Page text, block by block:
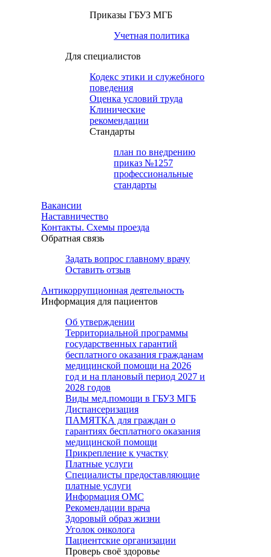
Приказы ГБУЗ МГБ
Учетная политика
Для специалистов
Кодекс этики и служебного
поведения
Оценка условий труда
Клинические
рекомендации
Cтандарты
план по внедрению
приказ №1257
профессиональные
стандарты
Вакансии
Наставничество
Контакты. Схемы проезда
Обратная связь
Задать вопрос главному врачу
Оставить отзыв
Антикоррупционная деятельность
Информация для пациентов
Об утверждении
Территориальной программы
государственных гарантий
бесплатного оказания гражданам
медицинской помощи на 2026
год и на плановый период 2027 и
2028 годов
Виды мед.помощи в ГБУЗ МГБ
Диспансеризация
ПАМЯТКА для граждан о
гарантиях бесплатного оказания
медицинской помощи
Прикрепление к участку
Платные услуги
Специалисты предоставляющие
платные услуги
Информация ОМС
Рекомендации врача
Здоровый образ жизни
Уголок онколога
Пациентские организации
Проверь своё здоровье